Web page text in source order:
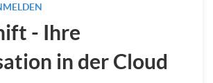
- Ihre
in der Cloud